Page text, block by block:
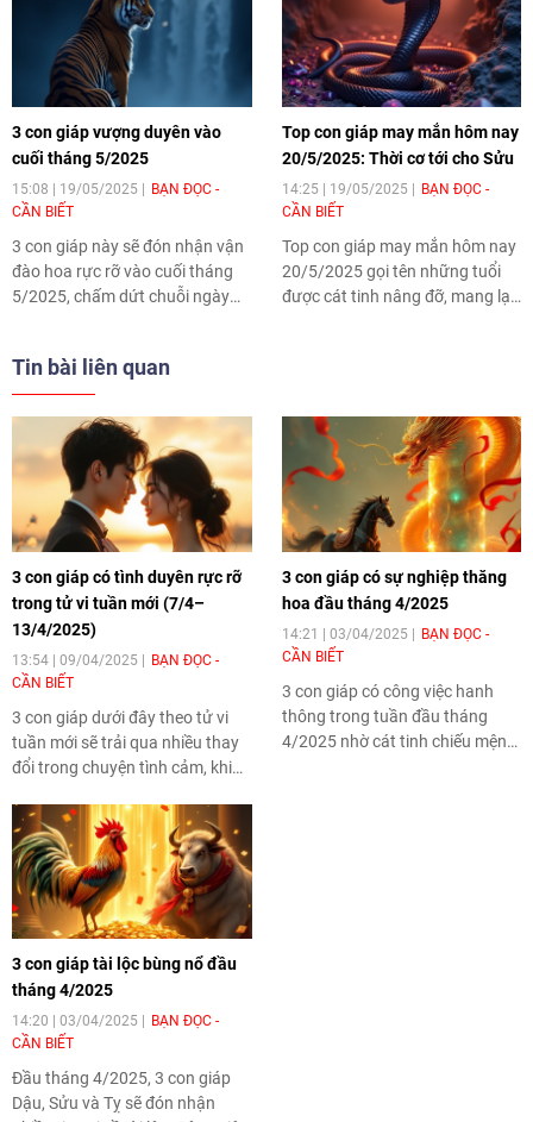
3 con giáp vượng duyên vào
cuối tháng 5/2025
15:08 | 19/05/2025
BẠN ĐỌC -
CẦN BIẾT
3 con giáp này sẽ đón nhận vận
đào hoa rực rỡ vào cuối tháng
5/2025, chấm dứt chuỗi ngày
Top con giáp may mắn hôm nay
20/5/2025: Thời cơ tới cho Sửu
14:25 | 19/05/2025
BẠN ĐỌC -
CẦN BIẾT
Top con giáp may mắn hôm nay
20/5/2025 gọi tên những tuổi
được cát tinh nâng đỡ, mang lại
Tin bài liên quan
3 con giáp có tình duyên rực rỡ
trong tử vi tuần mới (7/4–
13/4/2025)
13:54 | 09/04/2025
BẠN ĐỌC -
CẦN BIẾT
3 con giáp dưới đây theo tử vi
tuần mới sẽ trải qua nhiều thay
đổi trong chuyện tình cảm, khi
mệnh mang đến cả cơ hội yêu
đương mới lạ lẫn những thử
thách bất ngờ trong các mối
quan hệ hiện tại.
3 con giáp có sự nghiệp thăng
hoa đầu tháng 4/2025
14:21 | 03/04/2025
BẠN ĐỌC -
CẦN BIẾT
3 con giáp có công việc hanh
thông trong tuần đầu tháng
4/2025 nhờ cát tinh chiếu mệnh.
3 con giáp tài lộc bùng nổ đầu
tháng 4/2025
14:20 | 03/04/2025
BẠN ĐỌC -
CẦN BIẾT
Đầu tháng 4/2025, 3 con giáp
Dậu, Sửu và Tỵ sẽ đón nhận